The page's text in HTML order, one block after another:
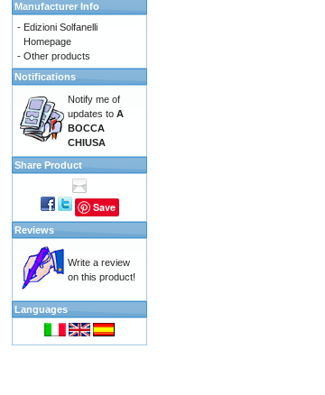
Manufacturer Info
- Edizioni Solfanelli
Homepage
- Other products
Notifications
Notify me of
updates to A
BOCCA
CHIUSA
Share Product
Save
Reviews
Write a review
on this product!
Languages